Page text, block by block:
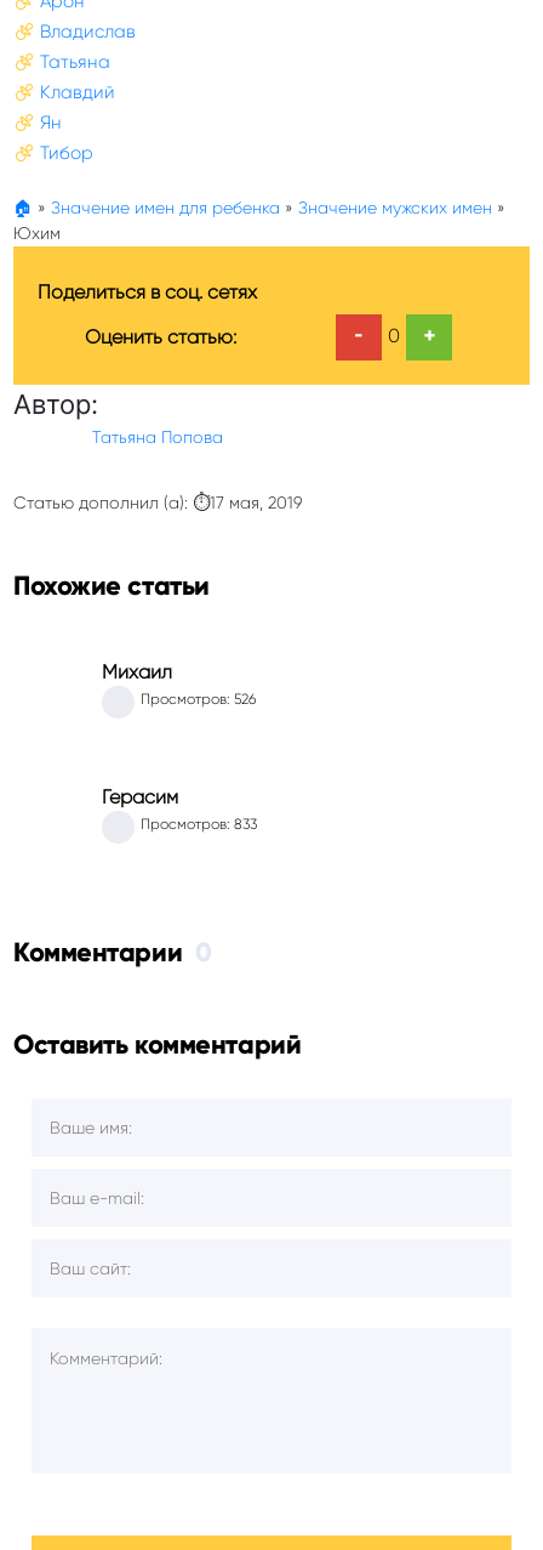
Владислав
Татьяна
Клавдий
Ян
Тибор
🏠 » Значение имен для ребенка » Значение мужских имен »
Юхим
Поделиться в соц. сетях
Оценить статью:
- 0 +
Автор:
Татьяна Попова
Статью дополнил (а): ⏱17 мая, 2019
Похожие статьи
Михаил
Просмотров: 526
Герасим
Просмотров: 833
Комментарии 0
Оставить комментарий